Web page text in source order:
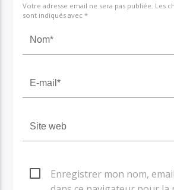
Votre adresse email ne sera pas publiée. Les
sont indiqués avec *
Enregistrer mon nom,